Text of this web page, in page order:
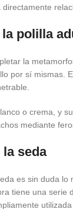
polilla
la
por sí mismas.
o crema, y
mediante
seda
es sin duda
tiene una